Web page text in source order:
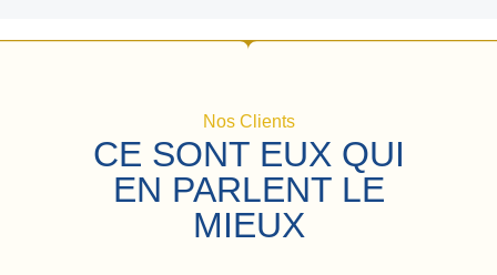
Nos Clients
CE SONT EUX QUI
EN PARLENT LE
MIEUX